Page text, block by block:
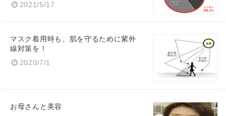
2021/5/17
マスク着用時も、肌を守るために紫外
線対策を！
2020/7/1
お母さんと美容